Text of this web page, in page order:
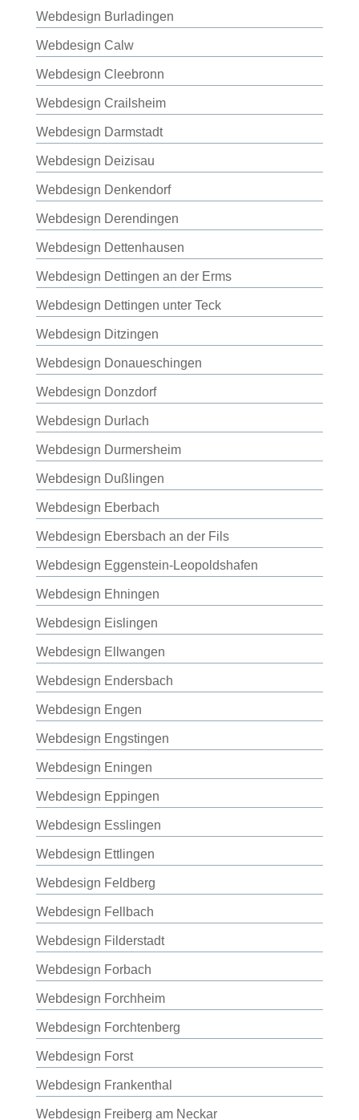
Webdesign Burladingen
Webdesign Calw
Webdesign Cleebronn
Webdesign Crailsheim
Webdesign Darmstadt
Webdesign Deizisau
Webdesign Denkendorf
Webdesign Derendingen
Webdesign Dettenhausen
Webdesign Dettingen an der Erms
Webdesign Dettingen unter Teck
Webdesign Ditzingen
Webdesign Donaueschingen
Webdesign Donzdorf
Webdesign Durlach
Webdesign Durmersheim
Webdesign Dußlingen
Webdesign Eberbach
Webdesign Ebersbach an der Fils
Webdesign Eggenstein-Leopoldshafen
Webdesign Ehningen
Webdesign Eislingen
Webdesign Ellwangen
Webdesign Endersbach
Webdesign Engen
Webdesign Engstingen
Webdesign Eningen
Webdesign Eppingen
Webdesign Esslingen
Webdesign Ettlingen
Webdesign Feldberg
Webdesign Fellbach
Webdesign Filderstadt
Webdesign Forbach
Webdesign Forchheim
Webdesign Forchtenberg
Webdesign Forst
Webdesign Frankenthal
Webdesign Freiberg am Neckar